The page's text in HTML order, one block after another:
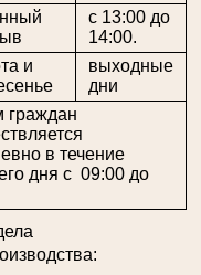
с 13:00 до
14:00.
и
выходные
дни
граждан
в течение
дня с 09:00 до